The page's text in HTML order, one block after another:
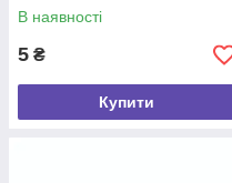
В наявності
5 ₴
Купити